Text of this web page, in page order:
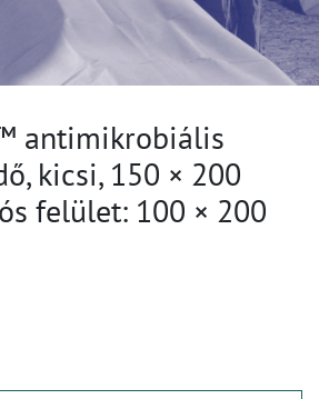
antimikrobiális
kicsi, 150 × 200
felület: 100 × 200